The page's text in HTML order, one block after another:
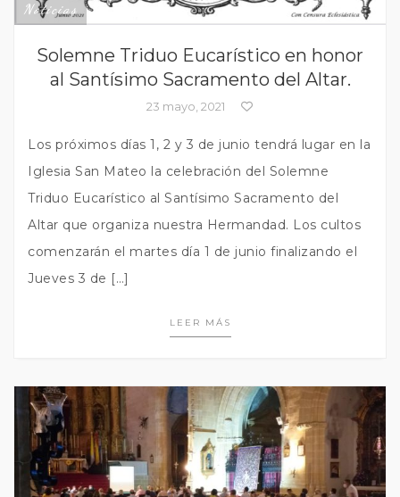
Noticias
Solemne Triduo Eucarístico en honor
al Santísimo Sacramento del Altar.
23 mayo, 2021
Los próximos días 1, 2 y 3 de junio tendrá lugar en la
Iglesia San Mateo la celebración del Solemne
Triduo Eucarístico al Santísimo Sacramento del
Altar que organiza nuestra Hermandad. Los cultos
comenzarán el martes día 1 de junio finalizando el
Jueves 3 de […]
LEER MÁS